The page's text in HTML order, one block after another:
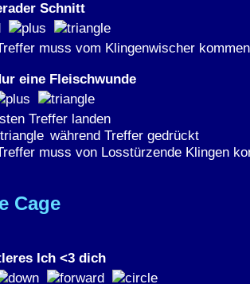
Schnitt
muss vom Klingenwischer kommen
eine Fleischwunde
Treffer landen
während Treffer gedrückt
muss von Losstürzende Klingen
Cage
Ich <3 dich